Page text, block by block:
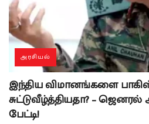
அரசியல்
இந்திய விமானங்களை
சுட்டுவீழ்த்தியதா? –
பேட்டி!